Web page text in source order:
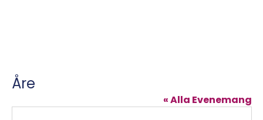
Åre
« Alla Evenemang